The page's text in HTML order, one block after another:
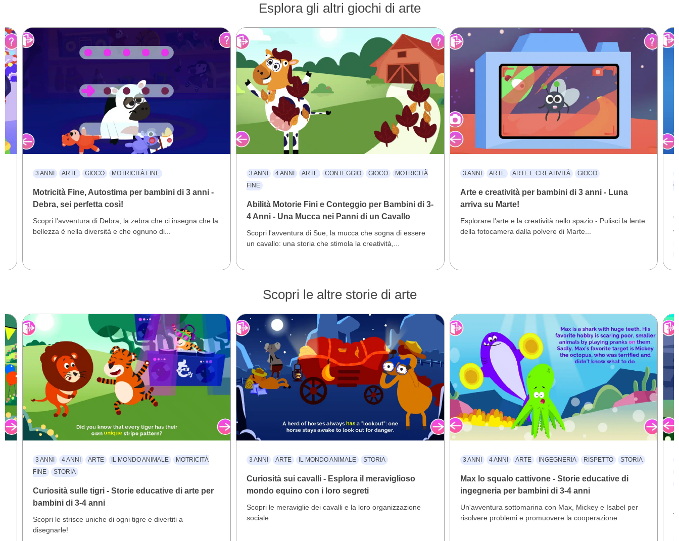
Esplora gli altri giochi di arte
3 ANNI ARTE GIOCO MOTRICITÀ FINE
Motricità Fine, Autostima per bambini di 3 anni -
Debra, sei perfetta così!
Scopri l'avventura di Debra, la zebra che ci insegna che la
bellezza è nella diversità e che ognuno di...
3 ANNI 4 ANNI ARTE CONTEGGIO GIOCO
MOTRICITÀ
FINE
Abilità Motorie Fini e Conteggio per Bambini di 3-
4 Anni - Una Mucca nei Panni di un Cavallo
Scopri l'avventura di Sue, la mucca che sogna di essere
un cavallo: una storia che stimola la creatività,...
3 ANNI ARTE ARTE E CREATIVITÀ GIOCO
Arte e creatività per bambini di 3 anni - Luna
arriva su Marte!
Esplorare l'arte e la creatività nello spazio - Pulisci la lente
della fotocamera dalla polvere di Marte...
Scopri le altre storie di arte
3 ANNI 4 ANNI ARTE IL MONDO ANIMALE
MOTRICITÀ
FINE
STORIA
Curiosità sulle tigri - Storie educative di arte per
bambini di 3-4 anni
Scopri le strisce uniche di ogni tigre e divertiti a
disegnarle!
3 ANNI ARTE IL MONDO ANIMALE STORIA
Curiosità sui cavalli - Esplora il meraviglioso
mondo equino con i loro segreti
Scopri le meraviglie dei cavalli e la loro organizzazione
sociale
3 ANNI 4 ANNI ARTE INGEGNERIA RISPETTO STORIA
Max lo squalo cattivone - Storie educative di
ingegneria per bambini di 3-4 anni
Un'avventura sottomarina con Max, Mickey e Isabel per
risolvere problemi e promuovere la cooperazione